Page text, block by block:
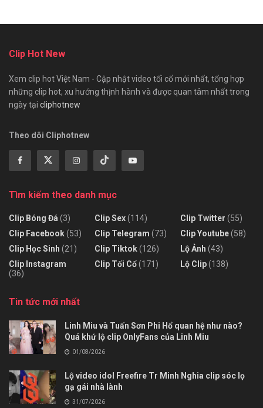
Clip Hot New
Xem clip hot Việt Nam - Cập nhật video tối cổ mới nhất, tổng hợp
những clip hot, xu hướng thịnh hành và được quan tâm nhất trong
ngày tại cliphotnew
Theo dõi Cliphotnew
Tìm kiếm theo danh mục
Clip Bóng Đá (3)
Clip Facebook(53)
Clip Học Sinh (21)
Clip Instagram
(36)
Clip Sex(114)
Clip Telegram (73)
Clip Tiktok(126)
Clip Tối Cổ(171)
Clip Twitter (55)
Clip Youtube(58)
Lộ Ảnh (43)
Lộ Clip(138)
Tin tức mới nhất
Linh Miu và Tuấn Sơn Phi Hổ quan hệ như nào?
Quá khứ lộ clip OnlyFans của Linh Miu
01/08/2026
Lộ video idol Freefire Tr Minh Nghia clip sóc lọ
gạ gái nhà lành
31/07/2026